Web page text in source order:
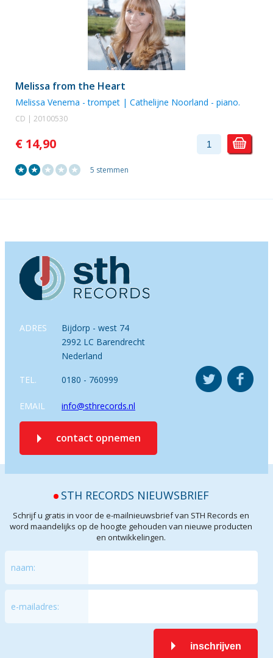
Melissa from the Heart
Melissa Venema - trompet | Cathelijne Noorland - piano.
CD | 20100530
€ 14,90
5 stemmen
ADRES
Bijdorp - west 74
2992 LC Barendrecht
Nederland
TEL. 0180 - 760999
EMAIL info@sthrecords.nl
contact opnemen
STH RECORDS NIEUWSBRIEF
Schrijf u gratis in voor de e-mailnieuwsbrief van STH Records en
word maandelijks op de hoogte gehouden van nieuwe producten
en ontwikkelingen.
naam:
e-mailadres:
inschrijven